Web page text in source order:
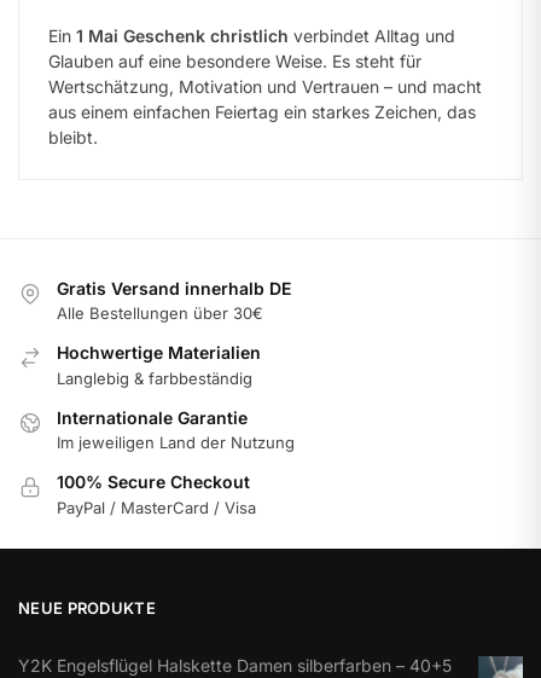
Ein 1 Mai Geschenk christlich verbindet Alltag und
Glauben auf eine besondere Weise. Es steht für
Wertschätzung, Motivation und Vertrauen – und macht
aus einem einfachen Feiertag ein starkes Zeichen, das
bleibt.
Gratis Versand innerhalb DE
Alle Bestellungen über 30€
Hochwertige Materialien
Langlebig & farbbeständig
Internationale Garantie
Im jeweiligen Land der Nutzung
100% Secure Checkout
PayPal / MasterCard / Visa
NEUE PRODUKTE
Y2K Engelsflügel Halskette Damen silberfarben – 40+5